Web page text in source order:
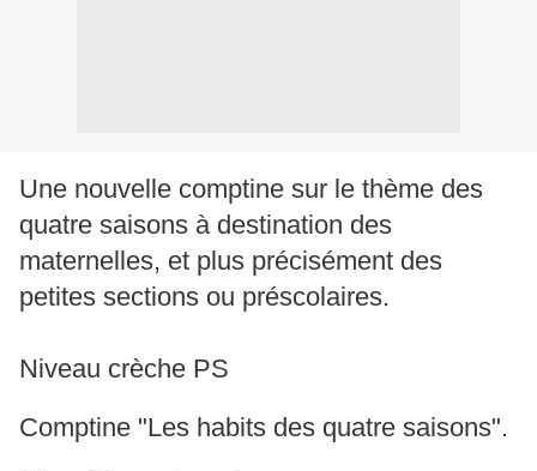
Une nouvelle comptine sur le thème des
quatre saisons à destination des
maternelles, et plus précisément des
petites sections ou préscolaires.
Niveau crèche PS
Comptine "Les habits des quatre saisons".